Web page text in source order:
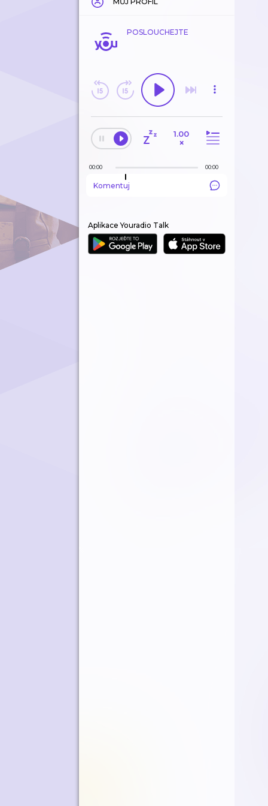
POSLOUCHEJTE
1.00
×
00:00 00:00
Komentuj
Aplikace Youradio Talk